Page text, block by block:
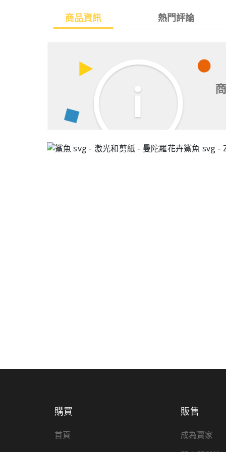
商品資訊 熱門評論
購買
首頁
販售
成為賣家